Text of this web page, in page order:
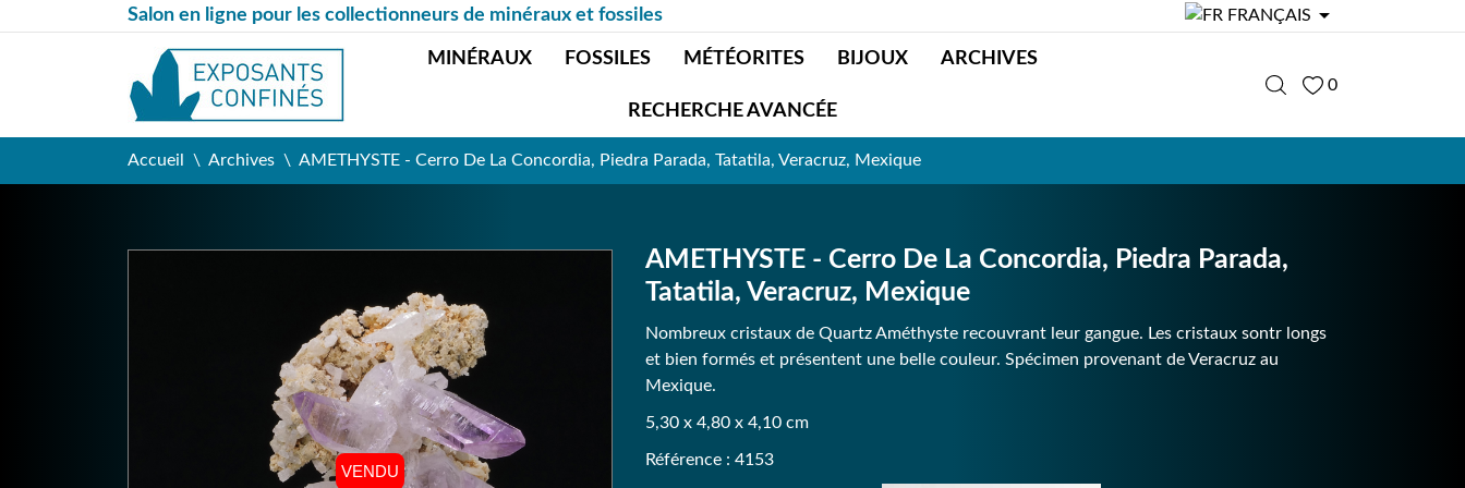
Salon en ligne pour les collectionneurs de minéraux et fossiles FRANÇAIS 
MINÉRAUX FOSSILES MÉTÉORITES BIJOUX ARCHIVES
RECHERCHE AVANCÉE
0
Accueil Archives AMETHYSTE - Cerro De La Concordia, Piedra Parada, Tatatila, Veracruz, Mexique
VENDU
AMETHYSTE - Cerro De La Concordia, Piedra Parada,
Tatatila, Veracruz, Mexique
Nombreux cristaux de Quartz Améthyste recouvrant leur gangue. Les cristaux sontr longs
et bien formés et présentent une belle couleur. Spécimen provenant de Veracruz au
Mexique.
5,30 x 4,80 x 4,10 cm
Référence : 4153